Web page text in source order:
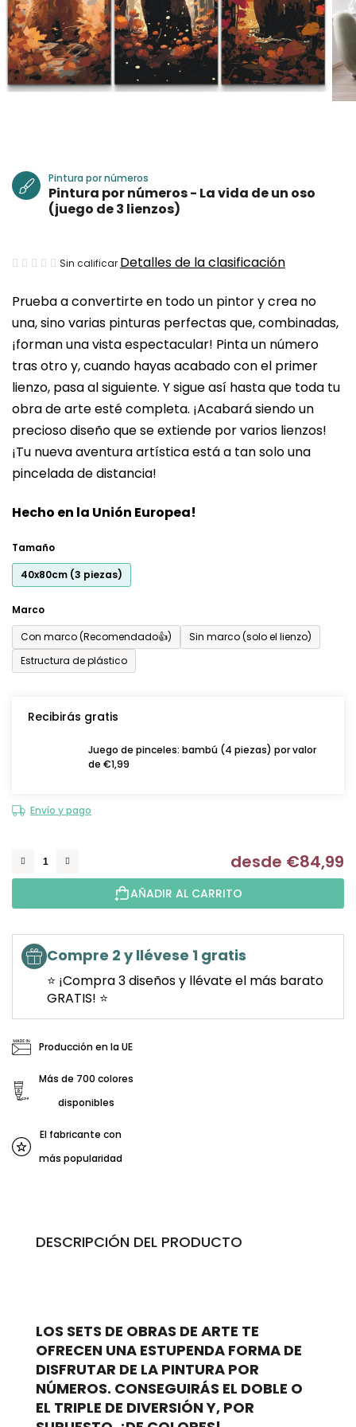
Prueba a convertirte en todo un pintor y crea no
una, sino varias pinturas perfectas que, combinadas,
¡forman una vista espectacular! Pinta un número
tras otro y, cuando hayas acabado con el primer
lienzo, pasa al siguiente. Y sigue así hasta que toda tu
obra de arte esté completa. ¡Acabará siendo un
precioso diseño que se extiende por varios lienzos!
¡Tu nueva aventura artística está a tan solo una
pincelada de distancia!
Hecho en la Unión Europea!
Tamaño
40x80cm (3 piezas)
Marco
Con marco (Recomendado👍)
Sin marco (solo el lienzo)
Estructura de plástico
Recibirás gratis
Juego de pinceles: bambú (4 piezas) por valor
de €1,99
Envío y pago
desde €84,99
AÑADIR AL CARRITO
Compre 2 y llévese 1 gratis
⭐ ¡Compra 3 diseños y llévate el más barato
GRATIS! ⭐
Producción en la UE
Más de 700 colores
disponibles
El fabricante con
más popularidad
Pintura por números
Pintura por números - La vida de un oso
(juego de 3 lienzos)
La
media
del
producto
es
de
0,0
sobre
5
estrellas.
Sin calificar Detalles de la clasificación
DESCRIPCIÓN DEL PRODUCTO
LOS SETS DE OBRAS DE ARTE TE
OFRECEN UNA ESTUPENDA FORMA DE
DISFRUTAR DE LA PINTURA POR
NÚMEROS. CONSEGUIRÁS EL DOBLE O
EL TRIPLE DE DIVERSIÓN Y, POR